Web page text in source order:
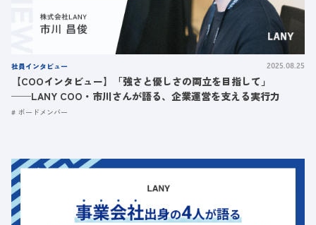
社員インタビュー 2025.08.25
【COOインタビュー】「強さと優しさの両立を目指して」
──LANY COO・市川さんが語る、企業運営を支える実行力
ボードメンバー